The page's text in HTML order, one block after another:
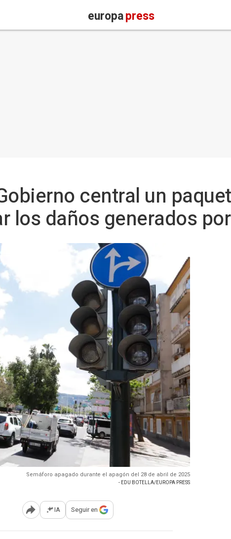
europapress
central un
los daños generados
Semáforo apagado durante el apagón del 28 de abril de 2025
- EDU BOTELLA/EUROPA PRESS
Abrir opciones para compartir
IA Seguir en